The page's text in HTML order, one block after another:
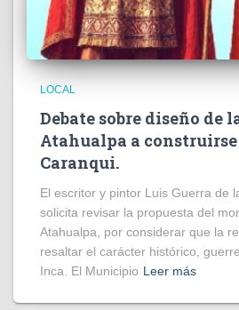
LOCAL
Debate sobre diseño de
Atahualpa a
Caranqui.
El escritor y pintor Luis Guerra de
solicita revisar la propuesta del
Atahualpa, por considerar que la
resaltar el carácter histórico,
Inca. El Municipio Leer más